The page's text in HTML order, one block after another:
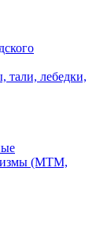
тали, лебедки,
(МТМ,